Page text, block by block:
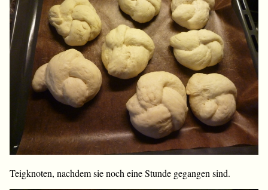
Teigknoten, nachdem sie noch eine Stunde gegangen sind.